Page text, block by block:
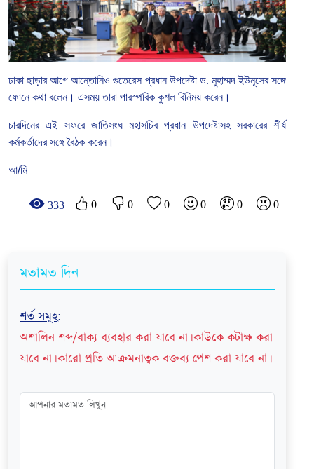
ঢাকা ছাড়ার আগে আন্তোনিও গুতেরেস প্রধান উপদেষ্টা ড. মুহাম্মদ ইউনূসের সঙ্গে
ফোনে কথা বলেন। এসময় তারা পারস্পরিক কুশল বিনিময় করেন।
চারদিনের এই সফরে জাতিসংঘ মহাসচিব প্রধান উপদেষ্টাসহ সরকারের শীর্ষ
কর্মকর্তাদের সঙ্গে বৈঠক করেন।
আ/মি
333 0 0 0 0 0 0
মতামত দিন
শর্ত সমূহ:
অশালিন শব্দ/বাক্য ব্যবহার করা যাবে না। কাউকে কটাক্ষ করা
যাবে না। কারো প্রতি আক্রমনাত্বক বক্তব্য পেশ করা যাবে না।